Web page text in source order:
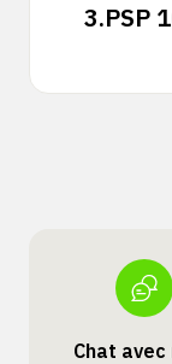
3.PSP
Chat avec